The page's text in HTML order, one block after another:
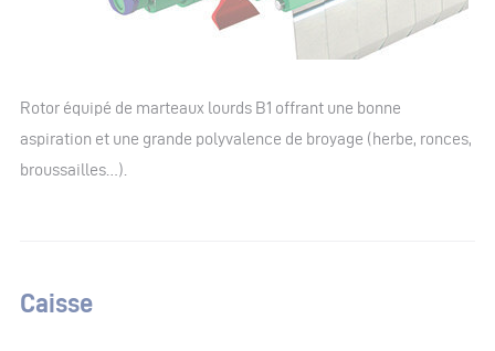
Rotor équipé de marteaux lourds B1 offrant une bonne
aspiration et une grande polyvalence de broyage (herbe, ronces,
broussailles…).
Caisse